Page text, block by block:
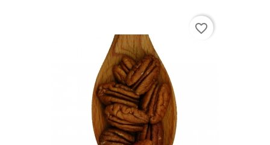
favorite_border